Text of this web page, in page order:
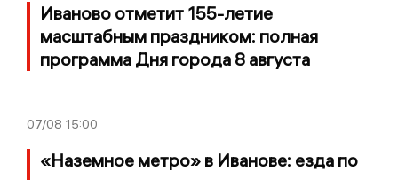
Иваново отметит 155-летие
масштабным праздником: полная
программа Дня города 8 августа
07/08 15:00
«Наземное метро» в Иванове: езда по